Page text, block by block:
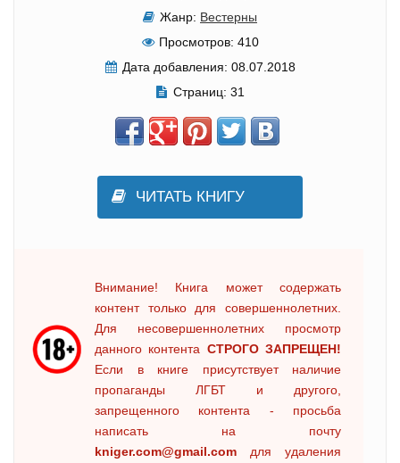
Жанр: Вестерны
Просмотров: 410
Дата добавления: 08.07.2018
Страниц: 31
ЧИТАТЬ КНИГУ
Внимание! Книга может содержать
контент только для совершеннолетних.
Для несовершеннолетних просмотр
данного контента СТРОГО ЗАПРЕЩЕН!
Если в книге присутствует наличие
пропаганды ЛГБТ и другого,
запрещенного контента - просьба
написать на почту
kniger.com@gmail.com для удаления